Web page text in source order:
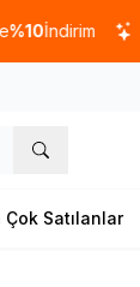
İndirim
Çok Satılanlar